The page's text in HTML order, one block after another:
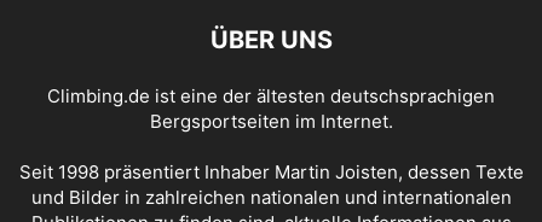
ÜBER UNS
Climbing.de ist eine der ältesten deutschsprachigen
Bergsportseiten im Internet.
Seit 1998 präsentiert Inhaber Martin Joisten, dessen Texte
und Bilder in zahlreichen nationalen und internationalen